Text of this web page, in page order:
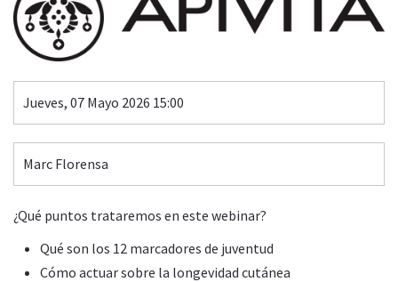
Jueves, 07 Mayo 2026 15:00
Marc Florensa
¿Qué puntos trataremos en este webinar?
Qué son los 12 marcadores de juventud
Cómo actuar sobre la longevidad cutánea